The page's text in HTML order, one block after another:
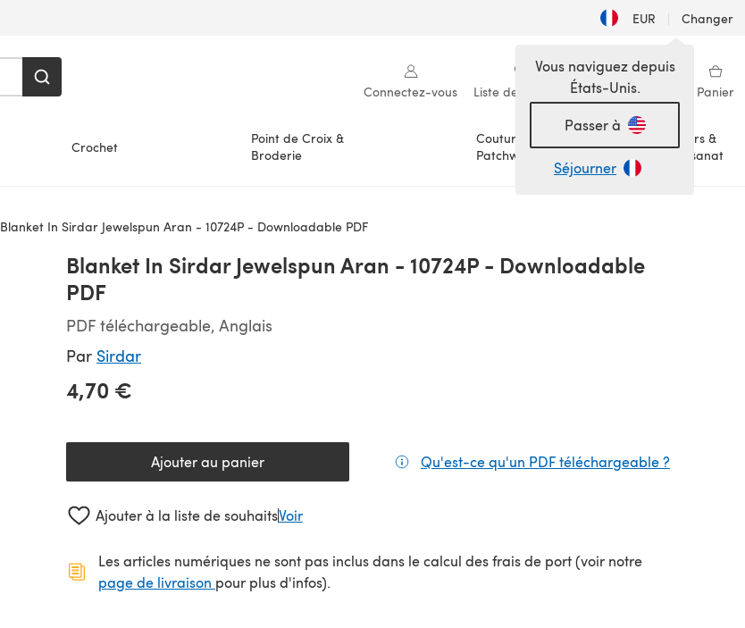
EUR | Changer
Connectez-vous Liste de souhaits Ma bibliothèque Panier
Crochet
Point de Croix &
Broderie
Couture &
Patchwork
Loisirs &
Artisanat
Vous naviguez depuis
États-Unis.
Passer à
Séjourner
Blanket In Sirdar Jewelspun Aran - 10724P - Downloadable PDF
Blanket In Sirdar Jewelspun Aran - 10724P - Downloadable
PDF
PDF téléchargeable, Anglais
Par Sirdar
4,70 €
Ajouter au panier Qu'est-ce qu'un PDF téléchargeable ?
Ajouter à la liste de souhaitsVoir
Les articles numériques ne sont pas inclus dans le calcul des frais de port (voir notre
page de livraison (s'ouvre dans un nouvel onglet)
pour plus d'infos).